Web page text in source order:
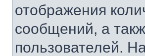
отображения
сообщений, а
пользователей.